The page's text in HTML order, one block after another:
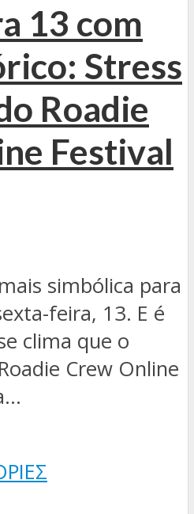
13 com
Stress
Roadie
Festival
simbólica para
feira, 13. E é
clima que o
Crew Online